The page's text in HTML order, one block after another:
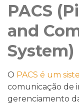
PACS
and
System)
O PACS é um
comunicação de
gerenciamento